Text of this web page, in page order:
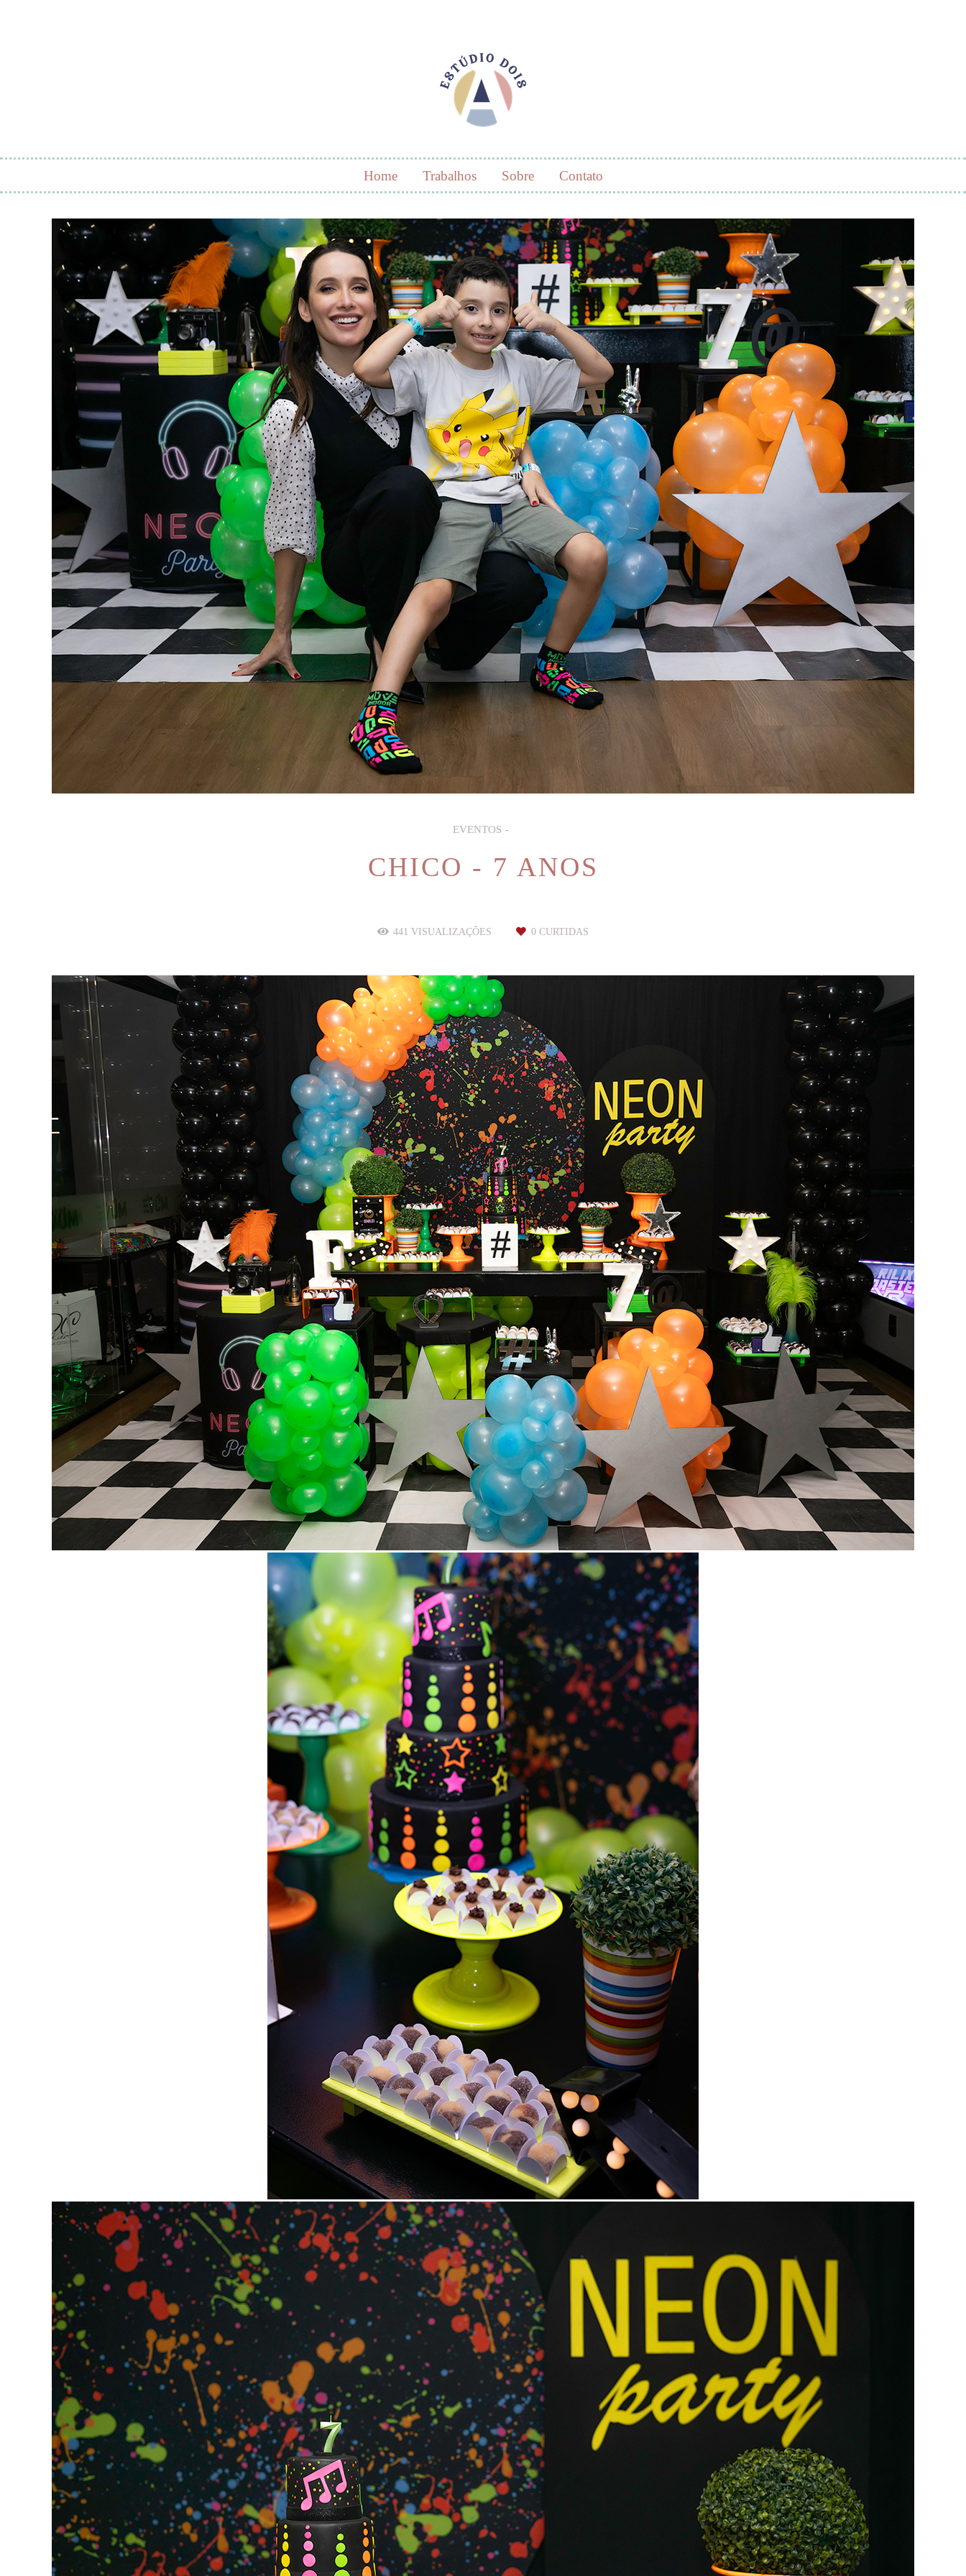
Home Trabalhos Sobre Contato
EVENTOS
CHICO - 7 ANOS
441 VISUALIZAÇÕES 0 CURTIDAS